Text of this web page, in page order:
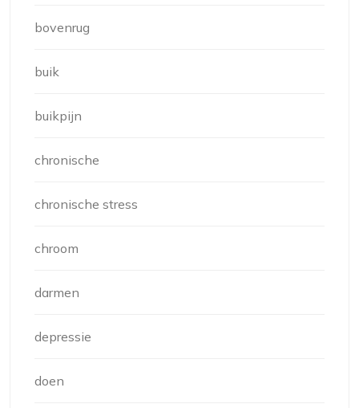
bovenrug
buik
buikpijn
chronische
chronische stress
chroom
darmen
depressie
doen